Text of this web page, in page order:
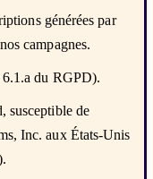
générées par
campagnes.
6.1.a du RGPD).
susceptible de
Inc. aux États-Unis